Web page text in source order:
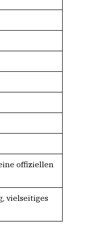
offiziellen
vielseitiges